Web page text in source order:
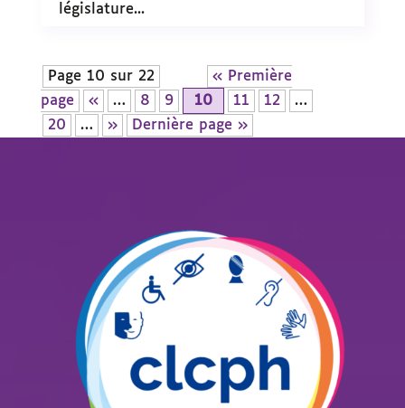
législature...
Page 10 sur 22
« Première
page
« … 8 9 10 11 12
…
20
… » Dernière page »